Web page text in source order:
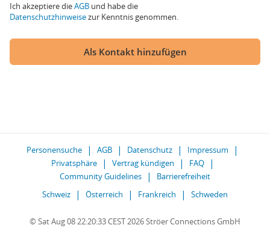
Ich akzeptiere dieAGB und habe die
Datenschutzhinweisezur Kenntnis genommen.
Als Kontakt hinzufügen
Personensuche AGB Datenschutz
Impressum
Privatsphäre
Vertrag kündigen
FAQ
Community Guidelines
Barrierefreiheit
Schweiz
Österreich Frankreich Schweden
© Sat Aug 08 22:20:33 CEST 2026 Ströer Connections GmbH